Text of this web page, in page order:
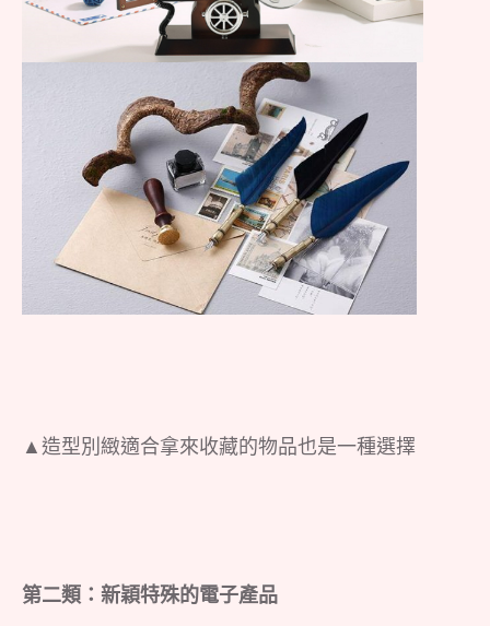
▲造型別緻適合拿來收藏的物品也是一種選擇
第二類：新穎特殊的電子產品